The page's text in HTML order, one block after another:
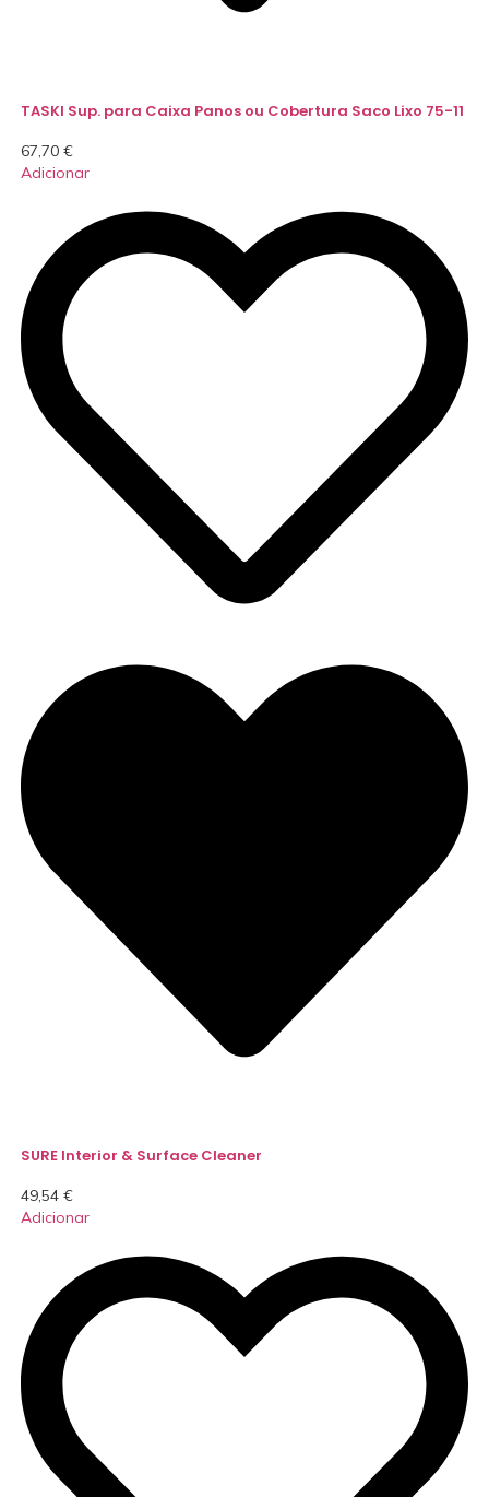
TASKI Sup. para Caixa Panos ou Cobertura Saco Lixo 75-11
67,70 €
Adicionar
SURE Interior & Surface Cleaner
49,54 €
Adicionar